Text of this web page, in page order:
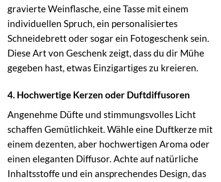
gravierte Weinflasche, eine Tasse mit einem
individuellen Spruch, ein personalisiertes
Schneidebrett oder sogar ein Fotogeschenk sein.
Diese Art von Geschenk zeigt, dass du dir Mühe
gegeben hast, etwas Einzigartiges zu kreieren.
4. Hochwertige Kerzen oder Duftdiffusoren
Angenehme Düfte und stimmungsvolles Licht
schaffen Gemütlichkeit. Wähle eine Duftkerze mit
einem dezenten, aber hochwertigen Aroma oder
einen eleganten Diffusor. Achte auf natürliche
Inhaltsstoffe und ein ansprechendes Design, das